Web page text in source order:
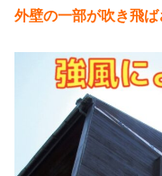
外壁の一部が吹き飛ば